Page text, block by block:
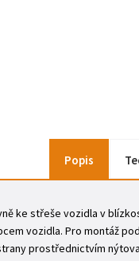
Popis
ke střeše vozidla v
vozidla. Pro montáž
prostřednictvím